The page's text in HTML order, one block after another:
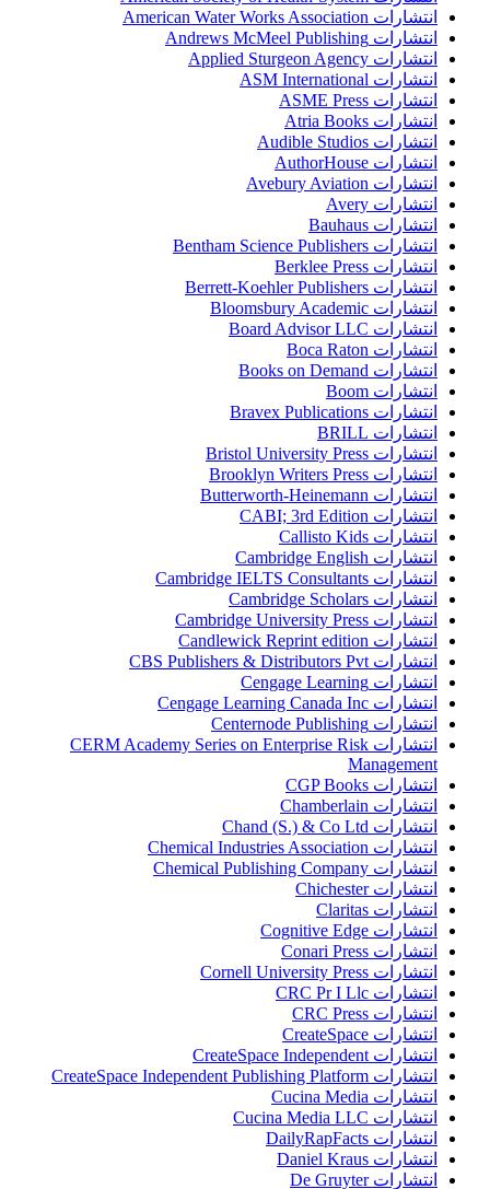
انتشارات American Water Works Association
انتشارات Andrews McMeel Publishing
انتشارات Applied Sturgeon Agency
انتشارات ASM International
انتشارات ASME Press
انتشارات Atria Books
انتشارات Audible Studios
انتشارات AuthorHouse
انتشارات Avebury Aviation
انتشارات Avery
انتشارات Bauhaus
انتشارات Bentham Science Publishers
انتشارات Berklee Press
انتشارات Berrett-Koehler Publishers
انتشارات Bloomsbury Academic
انتشارات Board Advisor LLC
انتشارات Boca Raton
انتشارات Books on Demand
انتشارات Boom
انتشارات Bravex Publications
انتشارات BRILL
انتشارات Bristol University Press
انتشارات Brooklyn Writers Press
انتشارات Butterworth-Heinemann
انتشارات CABI; 3rd Edition
انتشارات Callisto Kids
انتشارات Cambridge English
انتشارات Cambridge IELTS Consultants
انتشارات Cambridge Scholars
انتشارات Cambridge University Press
انتشارات Candlewick Reprint edition
انتشارات CBS Publishers & Distributors Pvt
انتشارات Cengage Learning
انتشارات Cengage Learning Canada Inc
انتشارات Centernode Publishing
انتشارات CERM Academy Series on Enterprise Risk
Management
انتشارات CGP Books
انتشارات Chamberlain
انتشارات Chand (S.) & Co Ltd
انتشارات Chemical Industries Association
انتشارات Chemical Publishing Company
انتشارات Chichester
انتشارات Claritas
انتشارات Cognitive Edge
انتشارات Conari Press
انتشارات Cornell University Press
انتشارات CRC Pr I Llc
انتشارات CRC Press
انتشارات CreateSpace
انتشارات CreateSpace Independent
انتشارات CreateSpace Independent Publishing Platform
انتشارات Cucina Media
انتشارات Cucina Media LLC
انتشارات DailyRapFacts
انتشارات Daniel Kraus
انتشارات De Gruyter